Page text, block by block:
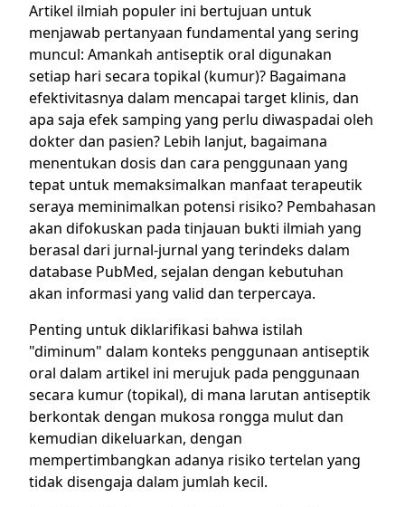
Artikel ilmiah populer ini bertujuan untuk
menjawab pertanyaan fundamental yang sering
muncul: Amankah antiseptik oral digunakan
setiap hari secara topikal (kumur)? Bagaimana
efektivitasnya dalam mencapai target klinis, dan
apa saja efek samping yang perlu diwaspadai oleh
dokter dan pasien? Lebih lanjut, bagaimana
menentukan dosis dan cara penggunaan yang
tepat untuk memaksimalkan manfaat terapeutik
seraya meminimalkan potensi risiko? Pembahasan
akan difokuskan pada tinjauan bukti ilmiah yang
berasal dari jurnal-jurnal yang terindeks dalam
database PubMed, sejalan dengan kebutuhan
akan informasi yang valid dan terpercaya.
Penting untuk diklarifikasi bahwa istilah
"diminum" dalam konteks penggunaan antiseptik
oral dalam artikel ini merujuk pada penggunaan
secara kumur (topikal), di mana larutan antiseptik
berkontak dengan mukosa rongga mulut dan
kemudian dikeluarkan, dengan
mempertimbangkan adanya risiko tertelan yang
tidak disengaja dalam jumlah kecil.